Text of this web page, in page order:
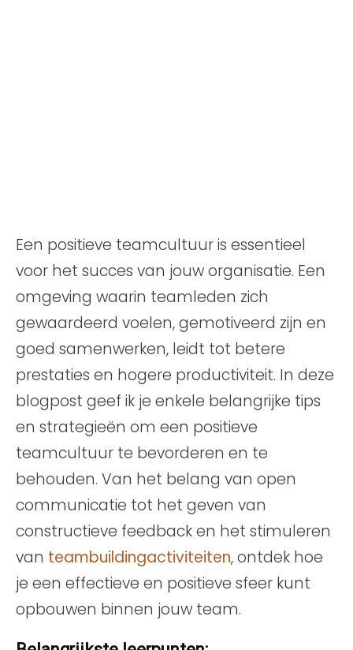
Een positieve teamcultuur is essentieel
voor het succes van jouw organisatie. Een
omgeving waarin teamleden zich
gewaardeerd voelen, gemotiveerd zijn en
goed samenwerken, leidt tot betere
prestaties en hogere productiviteit. In deze
blogpost geef ik je enkele belangrijke tips
en strategieën om een positieve
teamcultuur te bevorderen en te
behouden. Van het belang van open
communicatie tot het geven van
constructieve feedback en het stimuleren
van teambuildingactiviteiten, ontdek hoe
je een effectieve en positieve sfeer kunt
opbouwen binnen jouw team.